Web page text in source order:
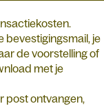
bevestigingsmail, je
de voorstelling of
met je
post ontvangen,